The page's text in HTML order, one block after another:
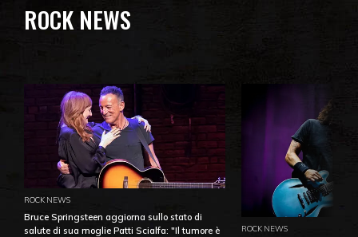
ROCK NEWS
ROCK NEWS
Bruce Springsteen aggiorna sullo stato di
salute di sua moglie Patti Scialfa: "Il tumore è
ROCK NEWS